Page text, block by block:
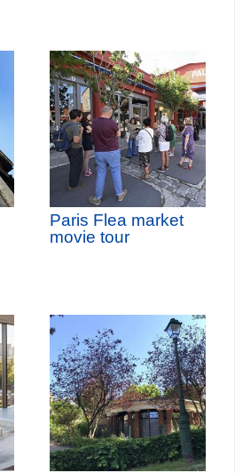
Paris Flea market
movie tour